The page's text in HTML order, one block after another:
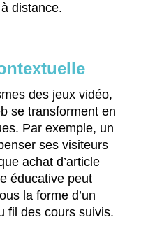
distance.
des jeux vidéo,
se transforment en
Par exemple, un
ses visiteurs
achat d’article
éducative peut
la forme d’un
fil des cours suivis.